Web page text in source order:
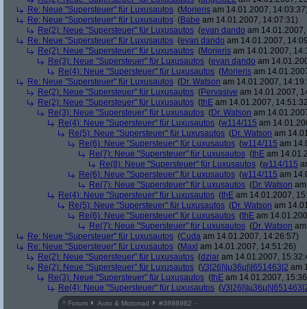
Re: Neue "Supersteuer" für Luxusautos (Morieris am 14.01.2007,
Re: Neue "Supersteuer" für Luxusautos (Babe am 14.01.2007, 14:07:31)
Re(2): Neue "Supersteuer" für Luxusautos (evan dando am
Re: Neue "Supersteuer" für Luxusautos (evan dando am 14.01.2007,
Re(2): Neue "Supersteuer" für Luxusautos (Morieris am 14.01.2007,
Re(3): Neue "Supersteuer" für Luxusautos (evan dando am
Re(4): Neue "Supersteuer" für Luxusautos (Morieris am
Re: Neue "Supersteuer" für Luxusautos (Dr. Watson am 14.01.2007,
Re(2): Neue "Supersteuer" für Luxusautos (Pervasive am 14.01.2007,
Re(2): Neue "Supersteuer" für Luxusautos (thE am 14.01.2007,
Re(3): Neue "Supersteuer" für Luxusautos (Dr. Watson am
Re(4): Neue "Supersteuer" für Luxusautos (w114/115 am
Re(5): Neue "Supersteuer" für Luxusautos (Dr. Watson am
Re(6): Neue "Supersteuer" für Luxusautos (w114/115 am
Re(7): Neue "Supersteuer" für Luxusautos (thE am
Re(8): Neue "Supersteuer" für Luxusautos (w114/115
Re(6): Neue "Supersteuer" für Luxusautos (w114/115 am
Re(7): Neue "Supersteuer" für Luxusautos (Dr. Watson
Re(4): Neue "Supersteuer" für Luxusautos (thE am 14.01.2007,
Re(5): Neue "Supersteuer" für Luxusautos (Dr. Watson am
Re(6): Neue "Supersteuer" für Luxusautos (thE am
Re(7): Neue "Supersteuer" für Luxusautos (Dr. Watson
Re: Neue "Supersteuer" für Luxusautos (Cuda am 14.01.2007, 14:26:57)
Re: Neue "Supersteuer" für Luxusautos (Maxl am 14.01.2007, 14:51:26)
Re(2): Neue "Supersteuer" für Luxusautos (dziar am 14.01.2007,
Re(2): Neue "Supersteuer" für Luxusautos (\/3|26|\|µ36µ|\|651463|2 am
Re(3): Neue "Supersteuer" für Luxusautos (thE am 14.01.2007,
Re(4): Neue "Supersteuer" für Luxusautos (\/
^ Forum Auto & Motorrad #3898982